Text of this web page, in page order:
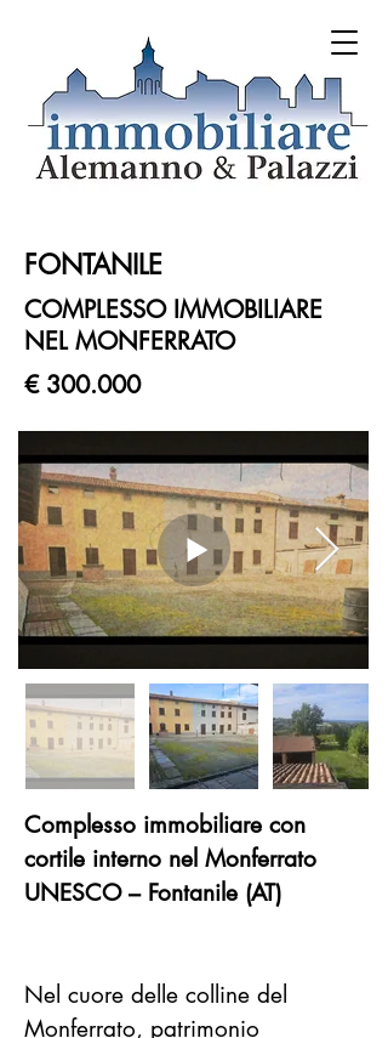
FONTANILE
COMPLESSO IMMOBILIARE
NEL MONFERRATO
€ 300.000
Complesso immobiliare con
cortile interno nel Monferrato
UNESCO – Fontanile (AT)
Nel cuore delle colline del
Monferrato, patrimonio